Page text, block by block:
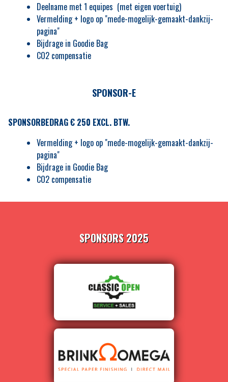
Deelname met 1 equipes (met eigen voertuig)
Vermelding + logo op "mede-mogelijk-gemaakt-dankzij-
pagina"
Bijdrage in Goodie Bag
CO2 compensatie
SPONSOR-E
SPONSORBEDRAG € 250 EXCL. BTW.
Vermelding + logo op "mede-mogelijk-gemaakt-dankzij-
pagina"
Bijdrage in Goodie Bag
CO2 compensatie
SPONSORS 2025